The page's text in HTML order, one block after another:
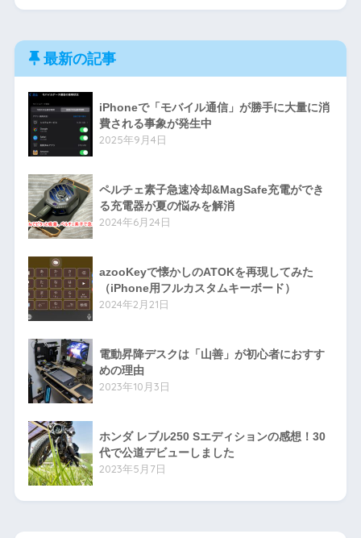
最新の記事
iPhoneで「モバイル通信」が勝手に大量に消
費される事象が発生中
2025年9月4日
ペルチェ素子急速冷却&MagSafe充電ができ
る充電器が夏の悩みを解消
2024年6月24日
azooKeyで懐かしのATOKを再現してみた
（iPhone用フルカスタムキーボード）
2024年2月21日
電動昇降デスクは「山善」が初心者におすす
めの理由
2023年10月3日
ホンダ レブル250 Sエディションの感想！30
代で公道デビューしました
2023年5月7日